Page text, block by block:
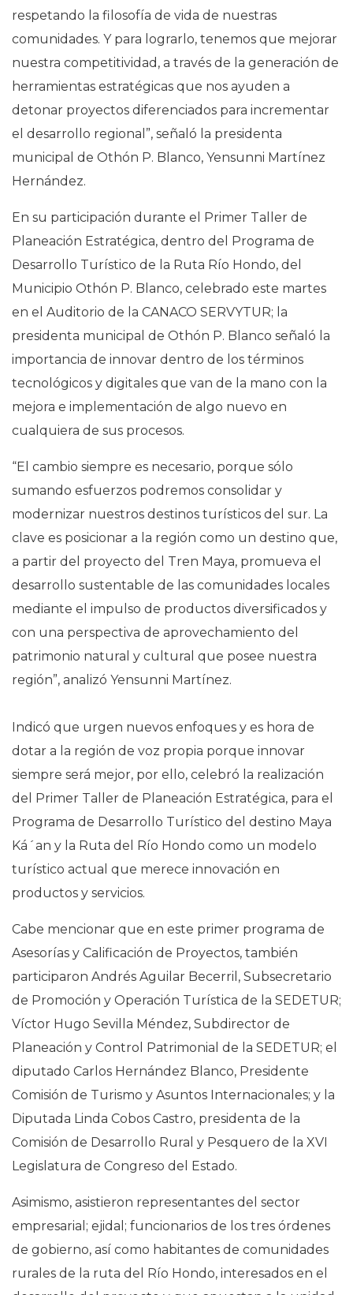
respetando la filosofía de vida de nuestras
comunidades. Y para lograrlo, tenemos que mejorar
nuestra competitividad, a través de la generación de
herramientas estratégicas que nos ayuden a
detonar proyectos diferenciados para incrementar
el desarrollo regional”, señaló la presidenta
municipal de Othón P. Blanco, Yensunni Martínez
Hernández.
En su participación durante el Primer Taller de
Planeación Estratégica, dentro del Programa de
Desarrollo Turístico de la Ruta Río Hondo, del
Municipio Othón P. Blanco, celebrado este martes
en el Auditorio de la CANACO SERVYTUR; la
presidenta municipal de Othón P. Blanco señaló la
importancia de innovar dentro de los términos
tecnológicos y digitales que van de la mano con la
mejora e implementación de algo nuevo en
cualquiera de sus procesos.
“El cambio siempre es necesario, porque sólo
sumando esfuerzos podremos consolidar y
modernizar nuestros destinos turísticos del sur. La
clave es posicionar a la región como un destino que,
a partir del proyecto del Tren Maya, promueva el
desarrollo sustentable de las comunidades locales
mediante el impulso de productos diversificados y
con una perspectiva de aprovechamiento del
patrimonio natural y cultural que posee nuestra
región”, analizó Yensunni Martínez.
Indicó que urgen nuevos enfoques y es hora de
dotar a la región de voz propia porque innovar
siempre será mejor, por ello, celebró la realización
del Primer Taller de Planeación Estratégica, para el
Programa de Desarrollo Turístico del destino Maya
Ká´an y la Ruta del Río Hondo como un modelo
turístico actual que merece innovación en
productos y servicios.
Cabe mencionar que en este primer programa de
Asesorías y Calificación de Proyectos, también
participaron Andrés Aguilar Becerril, Subsecretario
de Promoción y Operación Turística de la SEDETUR;
Víctor Hugo Sevilla Méndez, Subdirector de
Planeación y Control Patrimonial de la SEDETUR; el
diputado Carlos Hernández Blanco, Presidente
Comisión de Turismo y Asuntos Internacionales; y la
Diputada Linda Cobos Castro, presidenta de la
Comisión de Desarrollo Rural y Pesquero de la XVI
Legislatura de Congreso del Estado.
Asimismo, asistieron representantes del sector
empresarial; ejidal; funcionarios de los tres órdenes
de gobierno, así como habitantes de comunidades
rurales de la ruta del Río Hondo, interesados en el